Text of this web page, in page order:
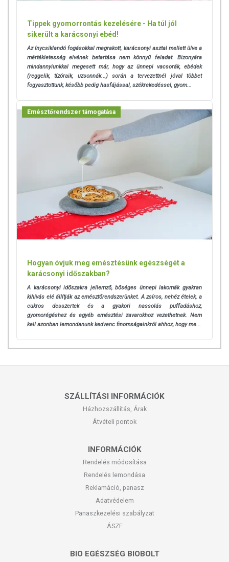
Tárolás: Száraz, hűvös helyen, gyermekektől elzárva.
Forgalmazza: Wise Tree Kft.
Kérjük, hogy a kiürült műanyag flakont szelektív
hulladékgyűjtőben helyezze el.
szabályozás szerint élelmiszereknek minősülnek, amelyek a
hagyományos étrend kiegészítését szolgálják, és koncentrált
formában tartalmaznak tápanyagokat. Bár az étrend-
kiegészítők kedvező élettani hatással rendelkezhetnek, amely
egyénenként eltérő lehet, jelölésük, megjelenítésük, és
reklámozásuk során nem engedélyezett a készítményeknek
A termék nem helyettesíti a kiegyensúlyozott, vegyes étrendet és
az egészséges életmódot! A termék nem gyógyít betegségeket!
A termék nem az orvosi kezelés helyettesítésére alkalmas!
Betegség esetén használatát beszélje meg kezelőorvosával. Az
ajánlott napi fogyasztási mennyiséget ne lépje túl! Ne szedje a
Tippek gyomorrontás kezelésére - Ha túl jól
sikerült a karácsonyi ebéd!
Az ínycsiklandó fogásokkal megrakott, karácsonyi asztal mellett ülve a
mértékletesség elvének betartása nem könnyű feladat. Bizonyára
mindannyiunkkal megesett már, hogy az ünnepi vacsorák, ebédek
(reggelik, tízóraik, uzsonnák...) során a tervezettnél jóval többet
fogyasztottunk, később pedig hasfájással, székrekedéssel, gyom...
Emésztőrendszer támogatása
Hogyan óvjuk meg emésztésünk egészségét a
karácsonyi időszakban?
A karácsonyi időszakra jellemző, bőséges ünnepi lakomák gyakran
kihívás elé állítják az emésztőrendszerünket. A zsíros, nehéz ételek, a
cukros desszertek és a gyakori nassolás puffadáshoz,
gyomorégéshez és egyéb emésztési zavarokhoz vezethetnek. Nem
kell azonban lemondanunk kedvenc finomságainkról ahhoz, hogy me...
SZÁLLÍTÁSI INFORMÁCIÓK
Házhozszállítás, Árak
Átvételi pontok
INFORMÁCIÓK
Rendelés módosítása
Rendelés lemondása
Reklamáció, panasz
Adatvédelem
Panaszkezelési szabályzat
ÁSZF
BIO EGÉSZSÉG BIOBOLT